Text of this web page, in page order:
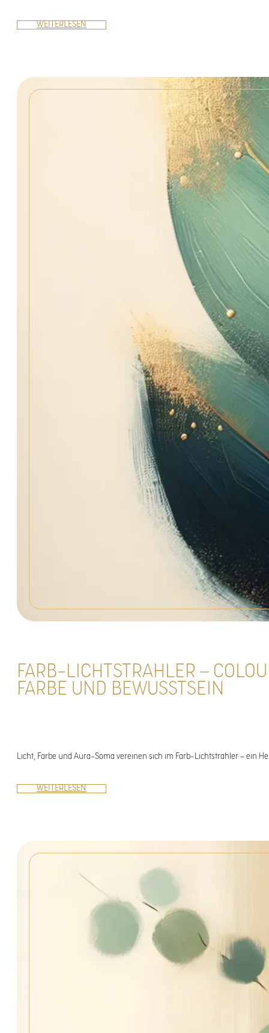
WEITERLESEN
FARB-LICHTSTRAHLER –
FARBE UND BEWUSSTSEIN
Licht, Farbe und Aura-Soma vereinen sich im Farb-Lichtstrahler – ein
WEITERLESEN